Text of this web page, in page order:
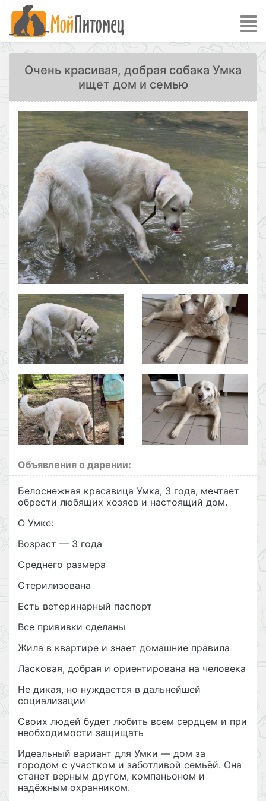
Очень красивая, добрая собака Умка
ищет дом и семью
Объявления о дарении:
Белоснежная красавица Умка, 3 года, мечтает
обрести любящих хозяев и настоящий дом.
О Умке:
Возраст — 3 года
Среднего размера
Стерилизована
Есть ветеринарный паспорт
Все прививки сделаны
Жила в квартире и знает домашние правила
Ласковая, добрая и ориентирована на человека
Не дикая, но нуждается в дальнейшей
социализации
Своих людей будет любить всем сердцем и при
необходимости защищать
Идеальный вариант для Умки — дом за
городом с участком и заботливой семьёй. Она
станет верным другом, компаньоном и
надёжным охранником.